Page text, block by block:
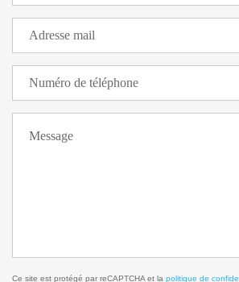
Ce site est protégé par reCAPTCHA et la politique de